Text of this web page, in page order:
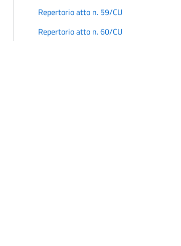
Repertorio atto n. 59/CU
Repertorio atto n. 60/CU